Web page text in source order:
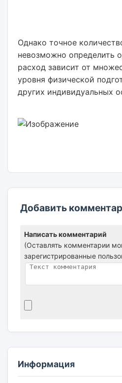
Однако точное
невозможно определить
расход зависит от
уровня физической
других индивидуальных
Добавить
Написать комментарий
(Оставлять комментарии
зарегистрированные
Информация